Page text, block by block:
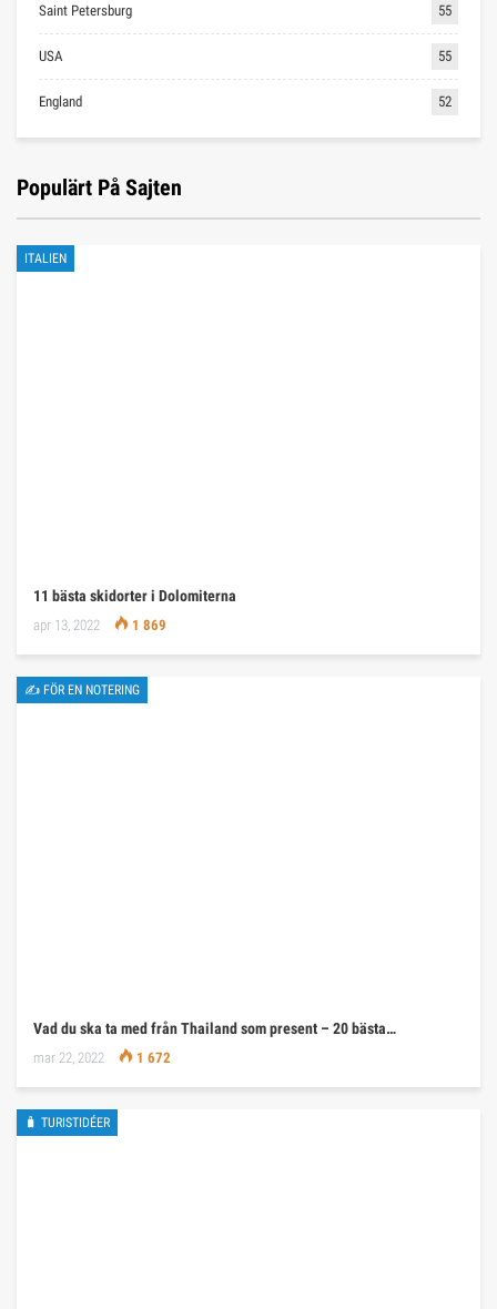
Saint Petersburg 55
USA 55
England 52
Populärt På Sajten
ITALIEN
11 bästa skidorter i Dolomiterna
apr 13, 2022 1 869
✍ FÖR EN NOTERING
Vad du ska ta med från Thailand som present – 20 bästa…
mar 22, 2022 1 672
🧳 TURISTIDÉER